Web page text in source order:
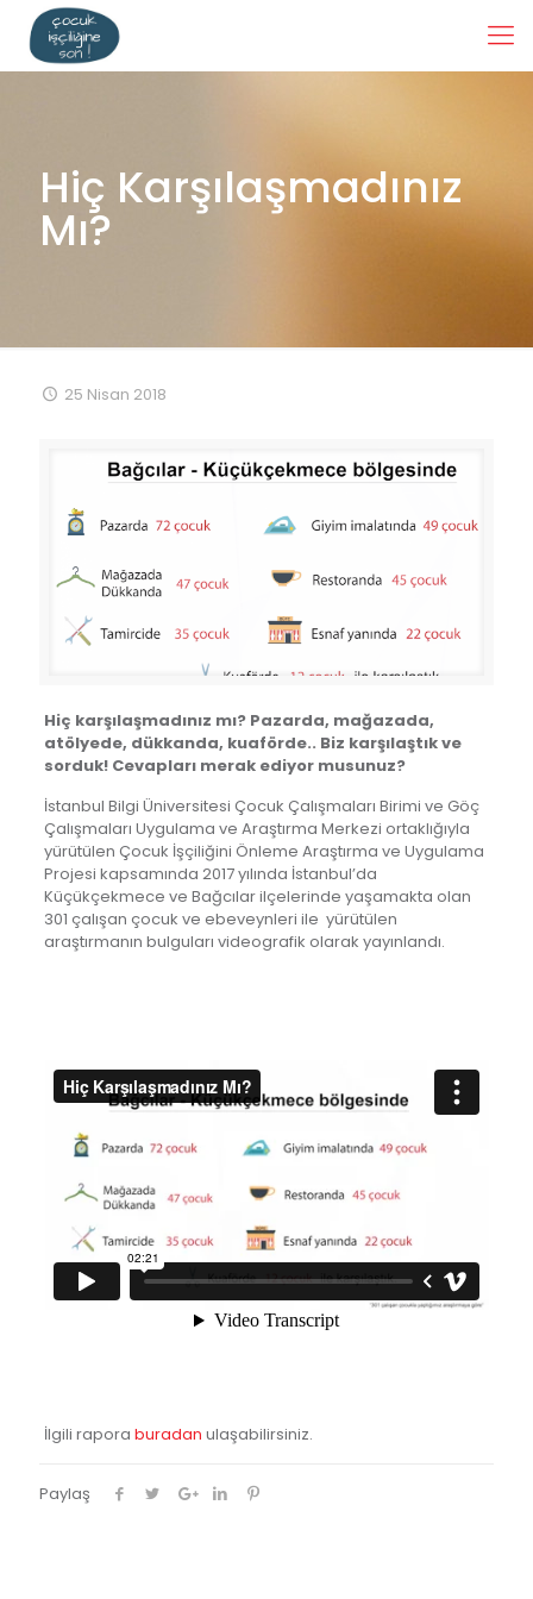
Hiç Karşılaşmadınız
Mı?
25 Nisan 2018
Hiç karşılaşmadınız mı? Pazarda, mağazada,
atölyede, dükkanda, kuaförde.. Biz karşılaştık ve
sorduk! Cevapları merak ediyor musunuz?
İstanbul Bilgi Üniversitesi Çocuk Çalışmaları Birimi ve Göç
Çalışmaları Uygulama ve Araştırma Merkezi ortaklığıyla
yürütülen Çocuk İşçiliğini Önleme Araştırma ve Uygulama
Projesi kapsamında 2017 yılında İstanbul’da
Küçükçekmece ve Bağcılar ilçelerinde yaşamakta olan
301 çalışan çocuk ve ebeveynleri ile yürütülen
araştırmanın bulguları videografik olarak yayınlandı.
İlgili rapora buradan ulaşabilirsiniz.
Paylaş